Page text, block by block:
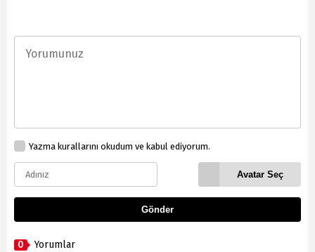
Yazma kurallarını okudum ve kabul ediyorum.
Avatar Seç
Gönder
0 Yorumlar